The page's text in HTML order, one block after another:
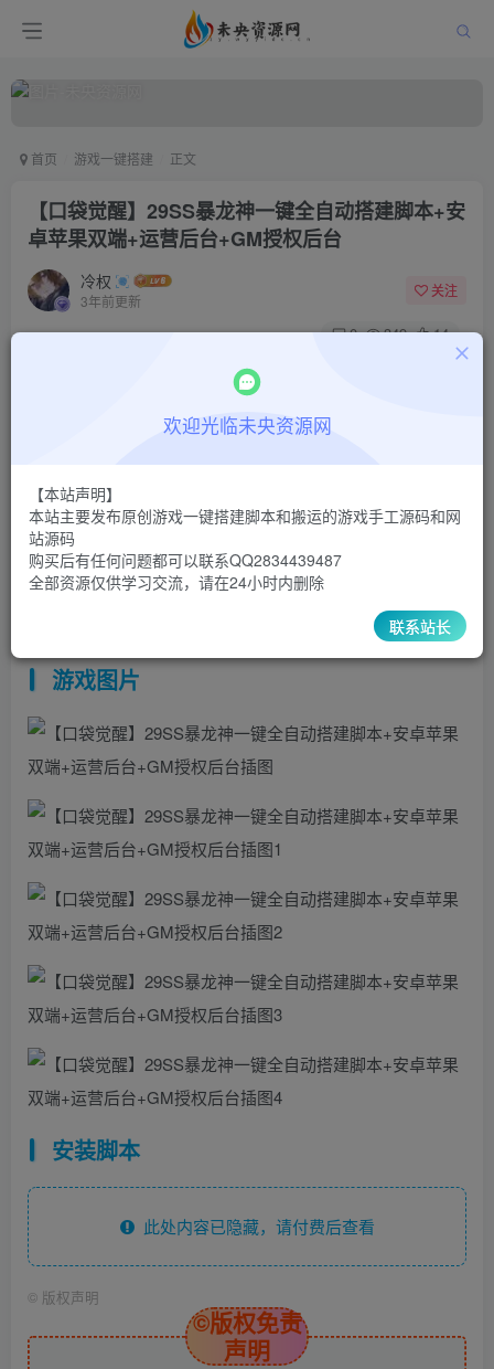
首页 游戏一键搭建 正文
【口袋觉醒】29SS暴龙神一键全自动搭建脚本+安
卓苹果双端+运营后台+GM授权后台
冷权
3年前更新
关注
0 349 14
此内容为付费阅读，请付费后查看
18.8
超级会员￥15 至尊会员￥1
游戏图片
安装脚本
此处内容已隐藏，请付费后查看
© 版权声明
©版权免责
声明
欢迎光临未央资源网
【本站声明】
本站主要发布原创游戏一键搭建脚本和搬运的游戏手工源码和网
站源码
购买后有任何问题都可以联系QQ2834439487
全部资源仅供学习交流，请在24小时内删除
联系站长